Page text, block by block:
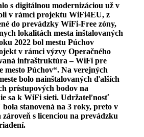
s digitálnou modernizáciou už v
v rámci projektu WiFi4EU, z
do prevádzky WiFi-Free zóny,
lokalitách mesta inštalovaných
2022 bol mestu Púchov
v rámci výzvy Operačného
infraštruktúra – WiFi pre
Púchov“. Na verejných
bolo nainštalovaných ďalších
prístupových bodov na
sa k WiFi sieti. Udržateľnosť
stanovená na 3 roky, preto v
s licenciou na prevádzku